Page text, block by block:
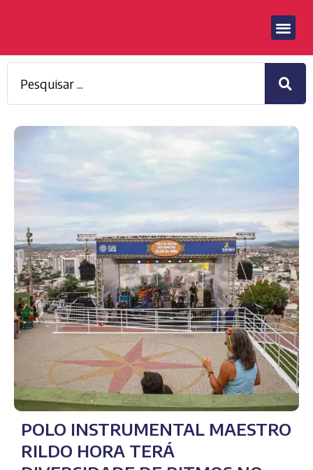
POLO INSTRUMENTAL MAESTRO
RILDO HORA TERÁ